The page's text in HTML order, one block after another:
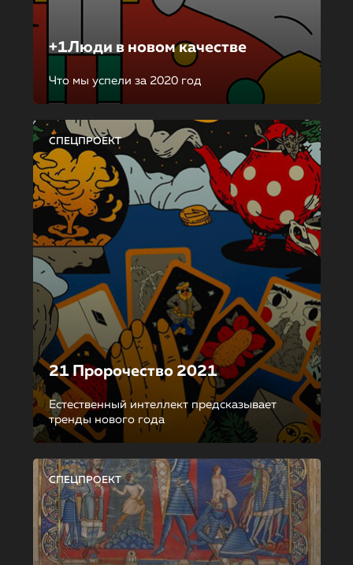
+1Люди в новом качестве
Что мы успели за 2020 год
СПЕЦПРОЕКТ
21 Пророчество 2021
Естественный интеллект предсказывает
тренды нового года
СПЕЦПРОЕКТ